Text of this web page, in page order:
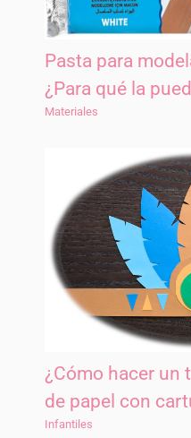
Pasta para
¿Para qué la
Materiales
¿Cómo hacer un
de papel con
Infantiles